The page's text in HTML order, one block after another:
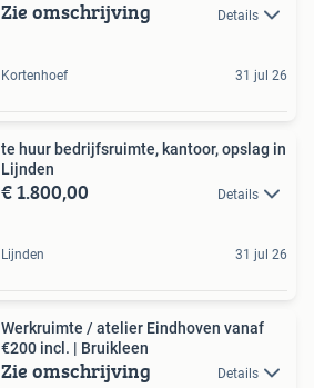
Zie omschrijving Details
Kortenhoef 31 jul 26
te huur bedrijfsruimte, kantoor, opslag in
Lijnden
€ 1.800,00 Details
Lijnden 31 jul 26
Werkruimte / atelier Eindhoven vanaf
€200 incl. | Bruikleen
Zie omschrijving Details